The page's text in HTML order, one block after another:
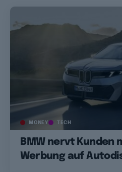
MONEY TECH
BMW nervt Kunden
Werbung auf